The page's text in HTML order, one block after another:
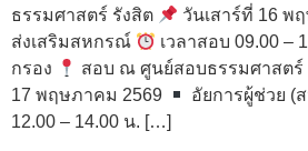
ธรรมศาสตร์ รังสิต
วันเสาร์ที่ 16 พ
ส่งเสริมสหกรณ์
เวลาสอบ 09.00 –
กรอง
สอบ ณ ศูนย์สอบธรรมศาสตร์
17 พฤษภาคม 2569
อัยการผู้ช่วย (
12.00 – 14.00 น. […]